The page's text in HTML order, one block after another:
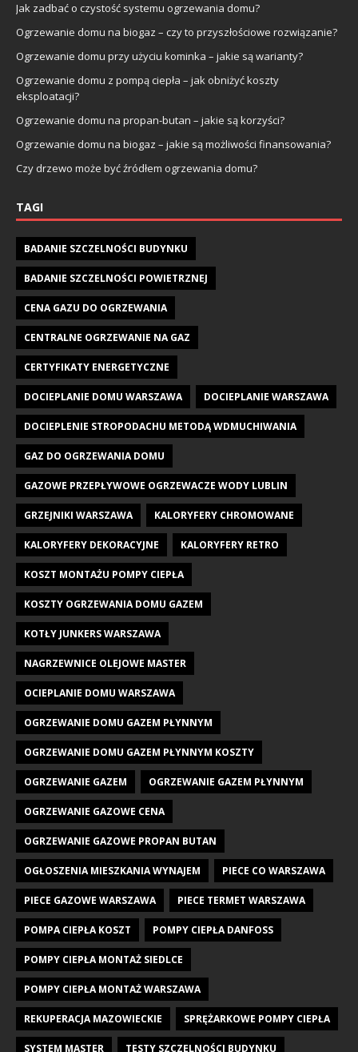
Jak zadbać o czystość systemu ogrzewania domu?
Ogrzewanie domu na biogaz – czy to przyszłościowe rozwiązanie?
Ogrzewanie domu przy użyciu kominka – jakie są warianty?
Ogrzewanie domu z pompą ciepła – jak obniżyć koszty
eksploatacji?
Ogrzewanie domu na propan-butan – jakie są korzyści?
Ogrzewanie domu na biogaz – jakie są możliwości finansowania?
Czy drzewo może być źródłem ogrzewania domu?
TAGI
BADANIE SZCZELNOŚCI BUDYNKU
BADANIE SZCZELNOŚCI POWIETRZNEJ
CENA GAZU DO OGRZEWANIA
CENTRALNE OGRZEWANIE NA GAZ
CERTYFIKATY ENERGETYCZNE
DOCIEPLANIE DOMU WARSZAWA DOCIEPLANIE WARSZAWA
DOCIEPLENIE STROPODACHU METODĄ WDMUCHIWANIA
GAZ DO OGRZEWANIA DOMU
GAZOWE PRZEPŁYWOWE OGRZEWACZE WODY LUBLIN
GRZEJNIKI WARSZAWA KALORYFERY CHROMOWANE
KALORYFERY DEKORACYJNE KALORYFERY RETRO
KOSZT MONTAŻU POMPY CIEPŁA
KOSZTY OGRZEWANIA DOMU GAZEM
KOTŁY JUNKERS WARSZAWA
NAGRZEWNICE OLEJOWE MASTER
OCIEPLANIE DOMU WARSZAWA
OGRZEWANIE DOMU GAZEM PŁYNNYM
OGRZEWANIE DOMU GAZEM PŁYNNYM KOSZTY
OGRZEWANIE GAZEM OGRZEWANIE GAZEM PŁYNNYM
OGRZEWANIE GAZOWE CENA
OGRZEWANIE GAZOWE PROPAN BUTAN
OGŁOSZENIA MIESZKANIA WYNAJEM PIECE CO WARSZAWA
PIECE GAZOWE WARSZAWA PIECE TERMET WARSZAWA
POMPA CIEPŁA KOSZT POMPY CIEPŁA DANFOSS
POMPY CIEPŁA MONTAŻ SIEDLCE
POMPY CIEPŁA MONTAŻ WARSZAWA
REKUPERACJA MAZOWIECKIE SPRĘŻARKOWE POMPY CIEPŁA
SYSTEM MASTER TESTY SZCZELNOŚCI BUDYNKU